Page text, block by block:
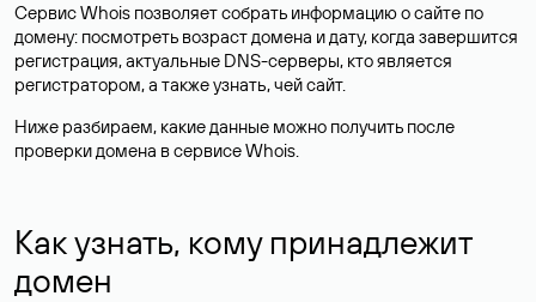
Сервис Whois позволяет собрать информацию о сайте по
домену: посмотреть возраст домена и дату, когда завершится
регистрация, актуальные DNS-серверы, кто является
регистратором, а также узнать, чей сайт.
Ниже разбираем, какие данные можно получить после
проверки домена в сервисе Whois.
Как узнать, кому принадлежит
домен